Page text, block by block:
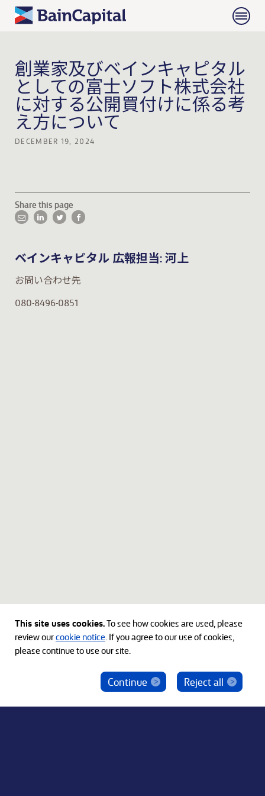
創業家及びベインキャピタル
としての富士ソフト株式会社
に対する公開買付けに係る考
え方について
DECEMBER 19, 2024
Share this page
ベインキャピタル 広報担当: 河上
お問い合わせ先
080-8496-0851
ベインキャピタル社員を騙った投資勧誘にご注意
This site uses cookies.To see how cookies are used, please
review ourcookie notice. If you agree to our use of cookies,
please continue to use our site.
Reject all
Continue